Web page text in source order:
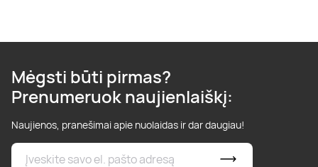
Mėgsti būti pirmas?
Prenumeruok naujienlaiškį:
Naujienos, pranešimai apie nuolaidas ir dar daugiau!